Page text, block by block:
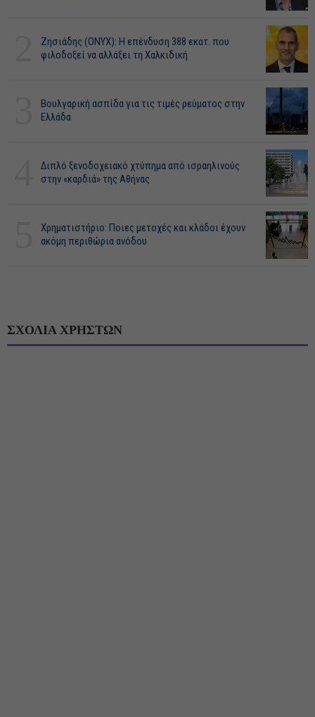
Ζησιάδης (ONYX): Η επένδυση 388 εκατ. που
φιλοδοξεί να αλλάξει τη Χαλκιδική
Βουλγαρική ασπίδα για τις τιμές ρεύματος στην
Ελλάδα
Διπλό ξενοδοχειακό χτύπημα από ισραηλινούς
στην «καρδιά» της Αθήνας
Χρηματιστήριο: Ποιες μετοχές και κλάδοι έχουν
ακόμη περιθώρια ανόδου
ΣΧΟΛΙΑ ΧΡΗΣΤΩΝ